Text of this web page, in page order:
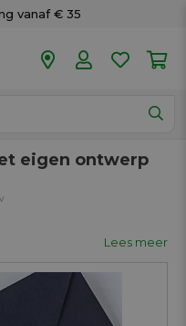
vanaf € 35
winkels
eigen ontwerp
Lees meer